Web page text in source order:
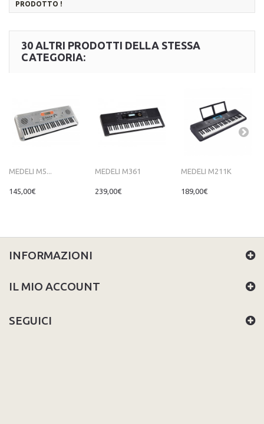
PRODOTTO !
30 ALTRI PRODOTTI DELLA STESSA
CATEGORIA:
MEDELI M5...
145,00€
MEDELI M361
239,00€
MEDELI M211K
189,00€
INFORMAZIONI
IL MIO ACCOUNT
SEGUICI